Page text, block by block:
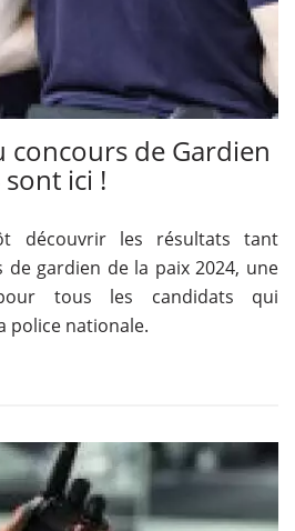
concours de Gardien
ici !
découvrir les résultats tant
gardien de la paix 2024, une
tous les candidats qui
police nationale.